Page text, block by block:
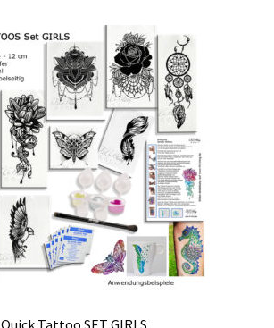
Quick Tattoo SET GIRLS